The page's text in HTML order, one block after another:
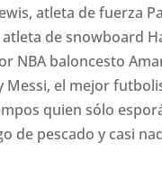
atleta de fuerza
de snowboard
NBA baloncesto
Messi, el mejor
quien sólo
de pescado y casi